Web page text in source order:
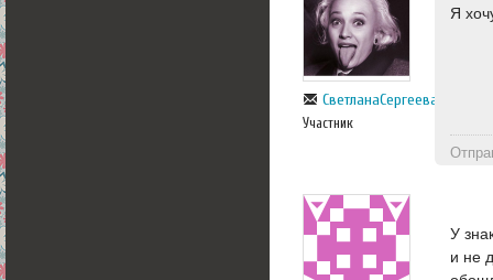
СветланаСергеева
Участник
Я
У
и не